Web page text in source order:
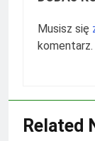
Musisz się
komentarz.
Related